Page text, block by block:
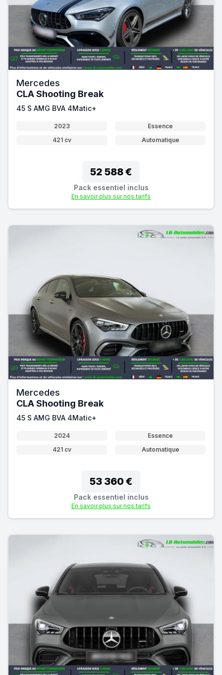
Mercedes
CLA Shooting Break
45 S AMG BVA 4Matic+
2023
Essence
421 cv
Automatique
52 588 €
Pack essentiel inclus
En savoir plus sur nos tarifs
Mercedes
CLA Shooting Break
45 S AMG BVA 4Matic+
2024
Essence
421 cv
Automatique
53 360 €
Pack essentiel inclus
En savoir plus sur nos tarifs